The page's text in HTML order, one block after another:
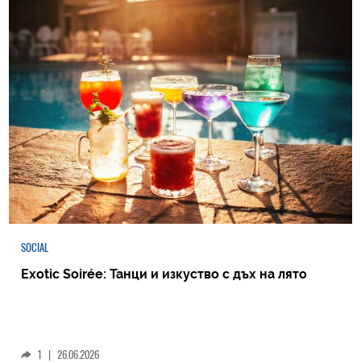
SOCIAL
Exotic Soirée: Танци и изкуство с дъх на лято
1 | 26.06.2026